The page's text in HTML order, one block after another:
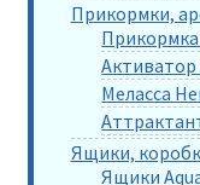
Прикормки,
Меласса
Ящики,
Ящики